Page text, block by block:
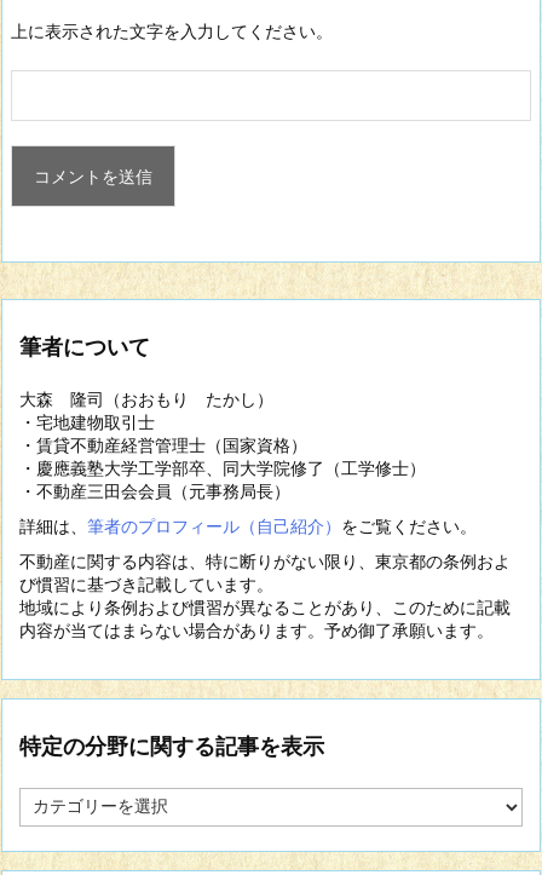
上に表示された文字を入力してください。
筆者について
大森 隆司（おおもり たかし）
・宅地建物取引士
・賃貸不動産経営管理士（国家資格）
・慶應義塾大学工学部卒、同大学院修了（工学修士）
・不動産三田会会員（元事務局長）
詳細は、 筆者のプロフィール（自己紹介） をご覧ください。
不動産に関する内容は、特に断りがない限り、東京都の条例およ
び慣習に基づき記載しています。
地域により条例および慣習が異なることがあり、このために記載
内容が当てはまらない場合があります。予め御了承願います。
特定の分野に関する記事を表示
定
分